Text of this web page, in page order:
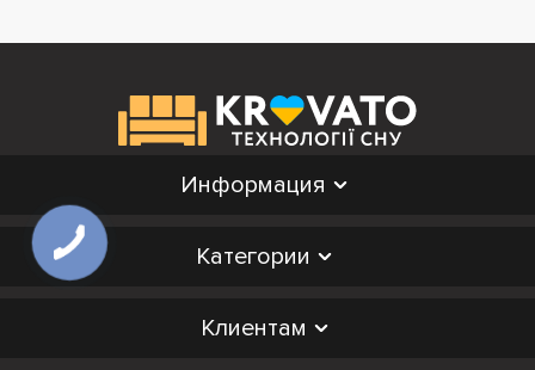
Информация
Категории
Клиентам